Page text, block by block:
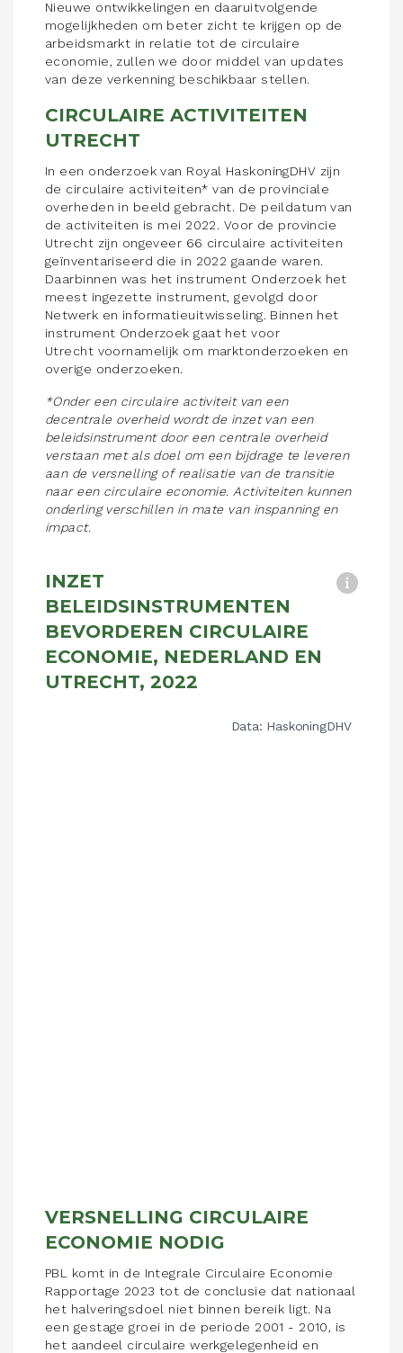
Nieuwe ontwikkelingen en daaruitvolgende
mogelijkheden om beter zicht te krijgen op de
arbeidsmarkt in relatie tot de circulaire
economie, zullen we door middel van updates
van deze verkenning beschikbaar stellen.
CIRCULAIRE ACTIVITEITEN
UTRECHT
In een onderzoek van Royal HaskoningDHV zijn
de circulaire activiteiten* van de provinciale
overheden in beeld gebracht. De peildatum van
de activiteiten is mei 2022. Voor de provincie
Utrecht zijn ongeveer 66 circulaire activiteiten
geïnventariseerd die in 2022 gaande waren.
Daarbinnen was het instrument Onderzoek het
meest ingezette instrument, gevolgd door
Netwerk en informatieuitwisseling. Binnen het
instrument Onderzoek gaat het voor
Utrecht voornamelijk om marktonderzoeken en
overige onderzoeken.
*Onder een circulaire activiteit van een
decentrale overheid wordt de inzet van een
beleidsinstrument door een centrale overheid
verstaan met als doel om een bijdrage te leveren
aan de versnelling of realisatie van de transitie
naar een circulaire economie. Activiteiten kunnen
onderling verschillen in mate van inspanning en
impact.
INZET
BELEIDSINSTRUMENTEN
BEVORDEREN CIRCULAIRE
ECONOMIE, NEDERLAND EN
UTRECHT, 2022
VERSNELLING CIRCULAIRE
ECONOMIE NODIG
PBL komt in de Integrale Circulaire Economie
Rapportage 2023 tot de conclusie dat nationaal
het halveringsdoel niet binnen bereik ligt. Na
een gestage groei in de periode 2001 - 2010, is
het aandeel circulaire werkgelegenheid en